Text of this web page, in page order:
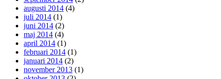
augusti 2014 (4)
juli 2014 (1)
juni 2014 (2)
maj 2014 (4)
april 2014 (1)
februari 2014 (1)
januari 2014 (2)
november 2013 (1)